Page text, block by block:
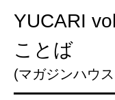
YUCARI
ことば
(マガジンハウ